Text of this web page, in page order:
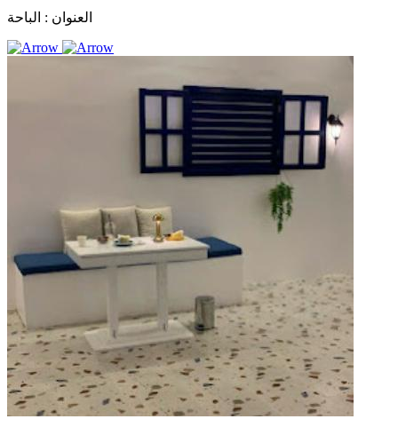
العنوان : الباحة